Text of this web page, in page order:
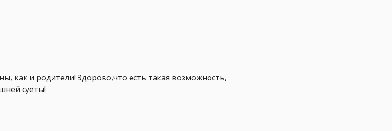
как и родители! Здорово,что есть такая возможность,
суеты!